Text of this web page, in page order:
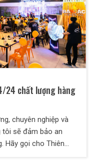
24 chất lượng hàng
chuyên nghiệp và
tôi sẽ đảm bảo an
Hãy gọi cho Thiên